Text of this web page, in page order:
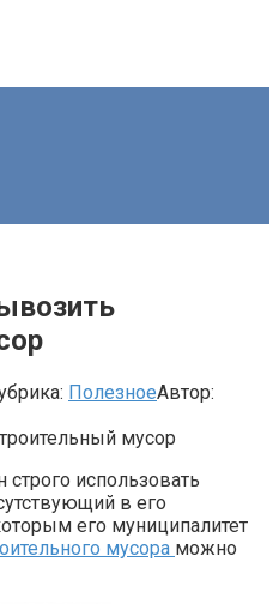
ПолезноеАвтор:
использовать
в его
его муниципалитет
мусора можно